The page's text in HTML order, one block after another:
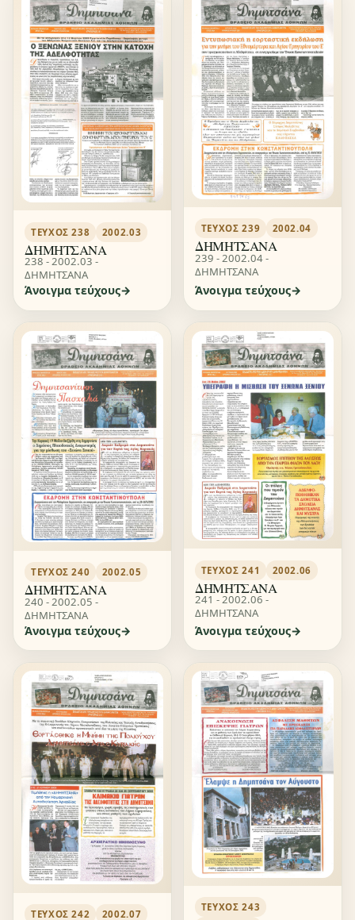
ΤΕΎΧΟΣ 238 2002.03
ΔΗΜΗΤΣΑΝΑ
238 - 2002.03 -
ΔΗΜΗΤΣΑΝΑ
Άνοιγμα τεύχους
ΤΕΎΧΟΣ 239 2002.04
ΔΗΜΗΤΣΑΝΑ
239 - 2002.04 -
ΔΗΜΗΤΣΑΝΑ
Άνοιγμα τεύχους
ΤΕΎΧΟΣ 240 2002.05
ΔΗΜΗΤΣΑΝΑ
240 - 2002.05 -
ΔΗΜΗΤΣΑΝΑ
Άνοιγμα τεύχους
ΤΕΎΧΟΣ 241 2002.06
ΔΗΜΗΤΣΑΝΑ
241 - 2002.06 -
ΔΗΜΗΤΣΑΝΑ
Άνοιγμα τεύχους
ΤΕΎΧΟΣ 242 2002.07
ΤΕΎΧΟΣ 243